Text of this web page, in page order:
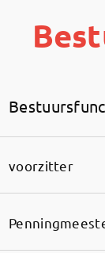
voorzitter